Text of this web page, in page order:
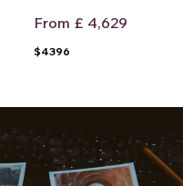
From £ 4,629
$4396